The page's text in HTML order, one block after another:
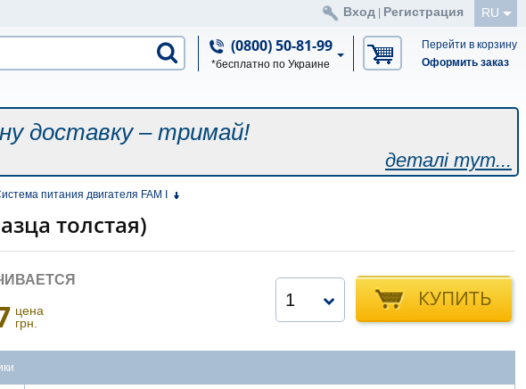
RU
Вход Регистрация
(0800) 50-81-99
*бесплатно по Украине
Перейти в корзину
Оформить заказ
доставку – тримай!
деталі тут...
питания двигателя FAM I
толстая)
цена
грн.
КУПИТЬ
1